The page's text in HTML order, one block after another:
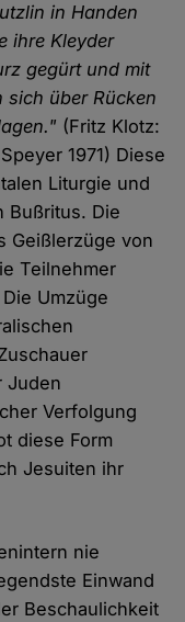
in Handen
ihre Kleyder
gegürt und mit
sich über Rücken
(Fritz Klotz:
1971) Diese
Liturgie und
Bußritus. Die
Geißlerzüge von
Teilnehmer
Umzüge
Juden
Verfolgung
diese Form
Jesuiten ihr
nie
Einwand
Beschaulichkeit